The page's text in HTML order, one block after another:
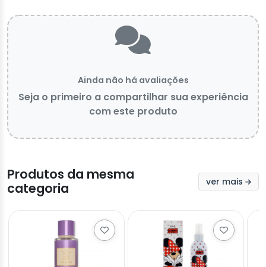
Ainda não há avaliações
Seja o primeiro a compartilhar sua experiência
com este produto
Produtos da mesma
categoria
ver mais